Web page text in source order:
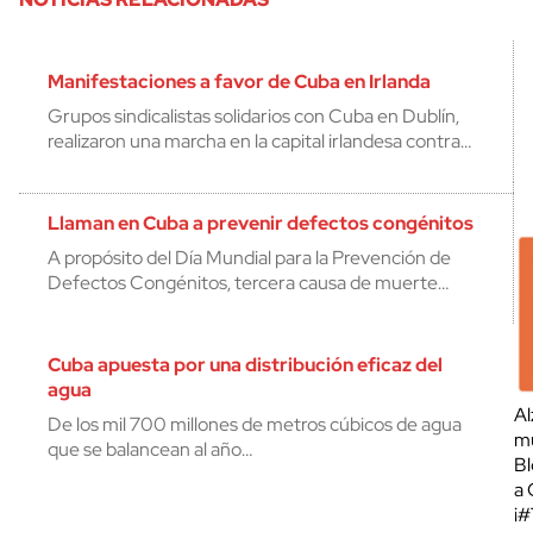
Manifestaciones a favor de Cuba en Irlanda
Grupos sindicalistas solidarios con Cuba en Dublín,
realizaron una marcha en la capital irlandesa contra…
Llaman en Cuba a prevenir defectos congénitos
A propósito del Día Mundial para la Prevención de
Defectos Congénitos, tercera causa de muerte…
Cuba apuesta por una distribución eficaz del
agua
De los mil 700 millones de metros cúbicos de agua
que se balancean al año…
a